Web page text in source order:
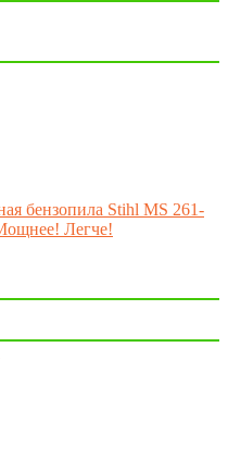
бензопила Stihl MS 261-
Легче!